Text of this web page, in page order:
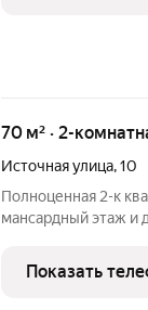
70 м² · 2-
Источная улица,10
Полноценная 2-к
мансардный этаж и
кухонный гарнитур
мебель. Хорошая
Показать